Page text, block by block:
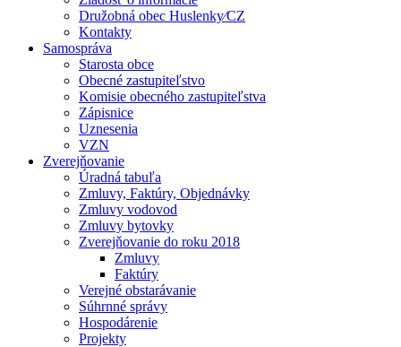
Družobná obec Huslenky⁄CZ
Kontakty
Samospráva
Starosta obce
Obecné zastupiteľstvo
Komisie obecného zastupiteľstva
Zápisnice
Uznesenia
VZN
Zverejňovanie
Úradná tabuľa
Zmluvy, Faktúry, Objednávky
Zmluvy vodovod
Zmluvy bytovky
Zverejňovanie do roku 2018
Zmluvy
Faktúry
Verejné obstarávanie
Súhrnné správy
Hospodárenie
Projekty